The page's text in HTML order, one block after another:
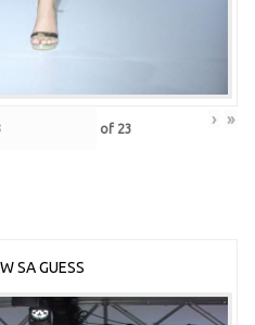
of 23 › »
SA GUESS